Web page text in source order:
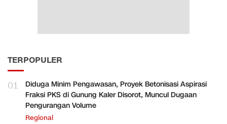
TERPOPULER
01
Diduga Minim Pengawasan, Proyek Betonisasi Aspirasi
Fraksi PKS di Gunung Kaler Disorot, Muncul Dugaan
Pengurangan Volume
Regional